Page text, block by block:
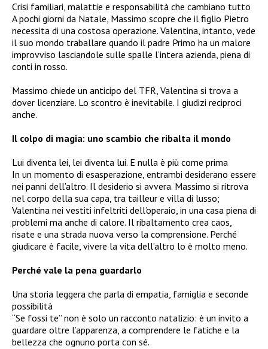
Crisi familiari, malattie e responsabilità che cambiano tutto
A pochi giorni da Natale, Massimo scopre che il figlio Pietro
necessita di una costosa operazione. Valentina, intanto, vede
il suo mondo traballare quando il padre Primo ha un malore
improvviso lasciandole sulle spalle l’intera azienda, piena di
conti in rosso.
Massimo chiede un anticipo del TFR, Valentina si trova a
dover licenziare. Lo scontro è inevitabile. I giudizi reciproci
anche.
Il colpo di magia: uno scambio che ribalta il mondo
Lui diventa lei, lei diventa lui. E nulla è più come prima
In un momento di esasperazione, entrambi desiderano essere
nei panni dell’altro. Il desiderio si avvera. Massimo si ritrova
nel corpo della sua capa, tra tailleur e villa di lusso;
Valentina nei vestiti infeltriti dell’operaio, in una casa piena di
problemi ma anche di calore. Il ribaltamento crea caos,
risate e una strada nuova verso la comprensione. Perché
giudicare è facile, vivere la vita dell’altro lo è molto meno.
Perché vale la pena guardarlo
Una storia leggera che parla di empatia, famiglia e seconde
possibilità
“Se fossi te” non è solo un racconto natalizio: è un invito a
guardare oltre l’apparenza, a comprendere le fatiche e la
bellezza che ognuno porta con sé.